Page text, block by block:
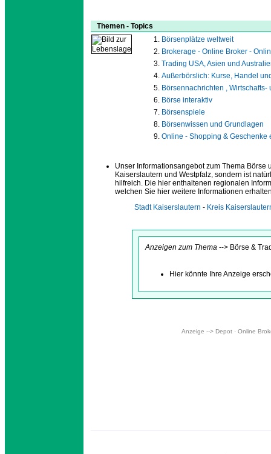
Themen - Topics
Börsenplätze weltweit
Brokerage - Online Broker -
Trading USA, Asien und
Außerbörslich: Kurse, Handel
Börsennachrichten ,
Börse interaktiv
Börsenspiele
Börsenwissen und Grundlagen
Online - Shopping & Geschenke
Unser Informationsangebot zum Thema
Kaiserslautern und Westpfalz, sondern ist
hilfreich. Die hier enthaltenen regionalen
welchen Sie hier weitere Informationen
Stadt Kaiserslautern - Kreis
Anzeigen zum Thema --> Börse &
Hier könnte Ihre Anzeige
Anzeige --> Depot · Online